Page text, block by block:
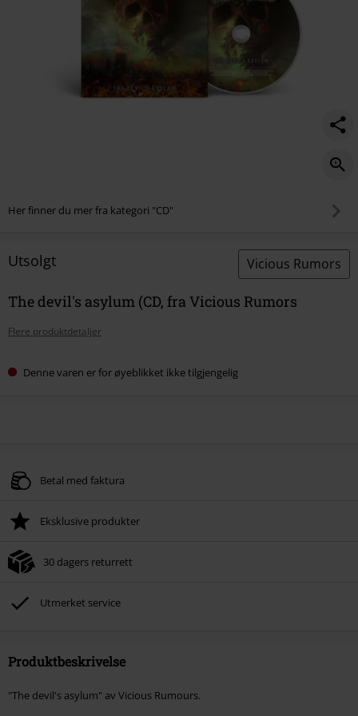
Her finner du mer fra kategori "CD"
Utsolgt Vicious Rumors
The devil's asylum (CD, fra Vicious Rumors
Flere produktdetaljer
Denne varen er for øyeblikket ikke tilgjengelig
Betal med faktura
Eksklusive produkter
30 dagers returrett
Utmerket service
Produktbeskrivelse
"The devil's asylum" av Vicious Rumours.